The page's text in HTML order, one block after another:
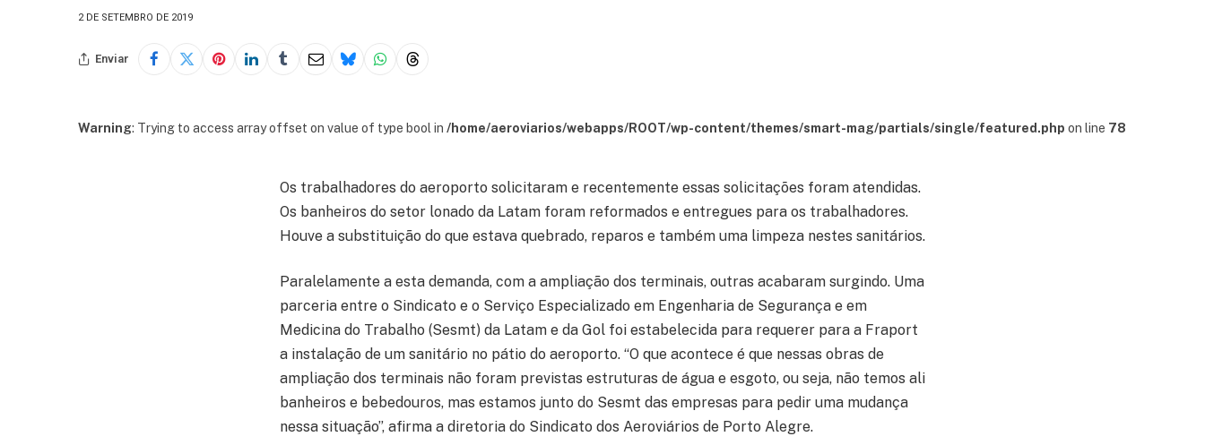
2 DE SETEMBRO DE 2019
Enviar
Warning: Trying to access array offset on value of type bool in /home/aeroviarios/webapps/ROOT/wp-content/themes/smart-mag/partials/single/featured.php on line 78
Os trabalhadores do aeroporto solicitaram e recentemente essas solicitações foram atendidas.
Os banheiros do setor lonado da Latam foram reformados e entregues para os trabalhadores.
Houve a substituição do que estava quebrado, reparos e também uma limpeza nestes sanitários.
Paralelamente a esta demanda, com a ampliação dos terminais, outras acabaram surgindo. Uma
parceria entre o Sindicato e o Serviço Especializado em Engenharia de Segurança e em
Medicina do Trabalho (Sesmt) da Latam e da Gol foi estabelecida para requerer para a Fraport
a instalação de um sanitário no pátio do aeroporto. “O que acontece é que nessas obras de
ampliação dos terminais não foram previstas estruturas de água e esgoto, ou seja, não temos ali
banheiros e bebedouros, mas estamos junto do Sesmt das empresas para pedir uma mudança
nessa situação”, afirma a diretoria do Sindicato dos Aeroviários de Porto Alegre.